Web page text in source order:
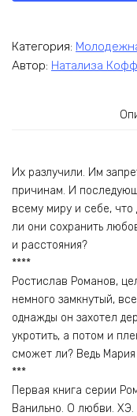
Категория:
Автор: Натализа Кофф
Их разлучили. Им
причинам. И
всему миру и себе,
ли они сохранить
и расстояния?
****
Ростислав Романов,
немного замкнутый,
однажды он захотел
укротить, а потом и
сможет ли? Ведь
***
Первая книга серии
Ванильно. О любви. ХЭ.